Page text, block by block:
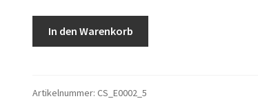
mm
In den Warenkorb
Artikelnummer:CS_E0002_5